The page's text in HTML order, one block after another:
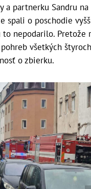
a partnerku Sandru
spali o poschodie
to nepodarilo. Pretože
všetkých
o zbierku.